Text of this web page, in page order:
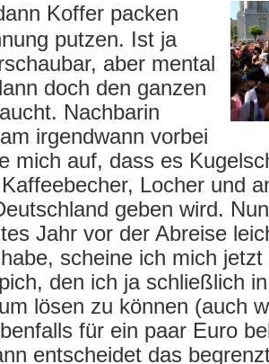
Koffer packen
putzen. Ist ja
aber mental
doch den ganzen
Nachbarin
irgendwann vorbei
mich auf, dass es
Locher und
geben wird.
Jahr vor der Abreise
scheine ich mich
den ich ja schließlich
lösen zu können (auch
für ein paar Euro
entscheidet das